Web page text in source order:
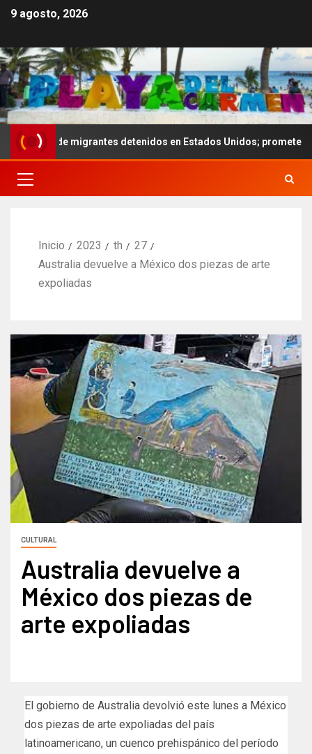
9 agosto, 2026
de migrantes detenidos en Estados Unidos; prometen liberarlos
Inicio 2023 th
27
Australia devuelve a México dos piezas de arte
expoliadas
CULTURAL
Australia devuelve a
México dos piezas de
arte expoliadas
El gobierno de Australia devolvió este lunes a México
dos piezas de arte expoliadas del país
latinoamericano, un cuenco prehispánico del período